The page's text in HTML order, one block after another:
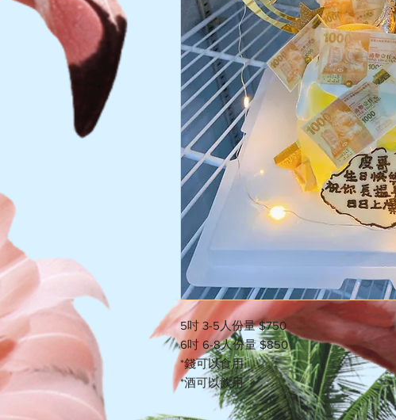
5吋 3-5人份量 $750
6吋 6-8人份量 $850
*錢可以食用
*酒可以飲用